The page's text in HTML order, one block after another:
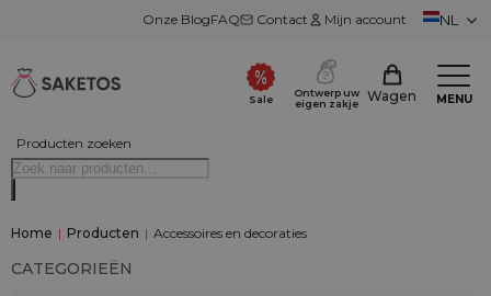
Onze BlogFAQ Contact Mijn account NL
Producten zoeken
Sale
Ontwerp uw
eigen zakje
Wagen MENU
Home | Producten | Accessoires en decoraties
CATEGORIEËN